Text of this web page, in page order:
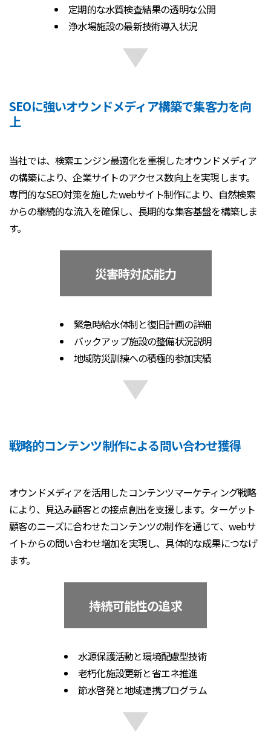
定期的な水質検査結果の透明な公開
浄水場施設の最新技術導入状況
SEOに強いオウンドメディア構築で集客力を向
上
当社では、検索エンジン最適化を重視したオウンドメディア
の構築により、企業サイトのアクセス数向上を実現します。
専門的なSEO対策を施したwebサイト制作により、自然検索
からの継続的な流入を確保し、長期的な集客基盤を構築しま
す。
災害時対応能力
緊急時給水体制と復旧計画の詳細
バックアップ施設の整備状況説明
地域防災訓練への積極的参加実績
戦略的コンテンツ制作による問い合わせ獲得
オウンドメディアを活用したコンテンツマーケティング戦略
により、見込み顧客との接点創出を支援します。ターゲット
顧客のニーズに合わせたコンテンツの制作を通じて、webサ
イトからの問い合わせ増加を実現し、具体的な成果につなげ
ます。
持続可能性の追求
水源保護活動と環境配慮型技術
老朽化施設更新と省エネ推進
節水啓発と地域連携プログラム